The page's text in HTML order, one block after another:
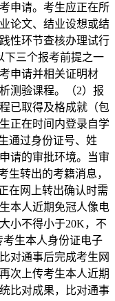
申请。考生应正在所
论文、结业设想或结
性环节查核办理试行
下三个报考前提之一
申请并相关证明材
测验课程。（2）报
已取得及格成就（包
正在时间内登录自学
通过身份证号、姓
请的审批环境。当审
生转出的考籍消息，
在网上转出确认时需
本人近期免冠人像电
小不得小于20K，不
生本人身份证电子
对通事后完成考生网
次上传考生本人近期
比对成果，比对通事